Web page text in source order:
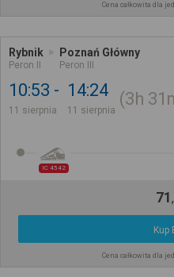
Cena całkowita dla
Rybnik
Peron II
Poznań Główny
Peron III
10:53
11 sierpnia
14:24
11 sierpnia
3h
IC 4542
71,
Kup
Cena całkowita dla